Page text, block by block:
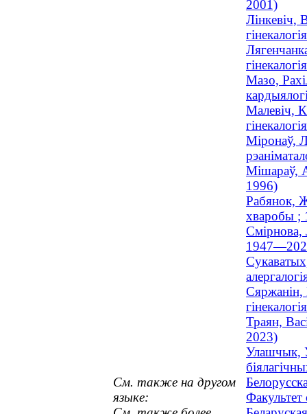
2001)
Лінкевіч,
Мазо,
Малевіч,
Міронаў,
Мішараў,
1996)
Рабянок,
хваробы
Смірнова,
Сяржанін,
Траян,
2023)
Улашчык,
См. также на другом
языке:
Факультет